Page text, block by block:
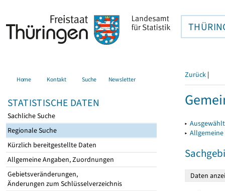
Home Kontakt Suche Newsletter
STATISTISCHE DATEN
Sachliche Suche
Regionale Suche
Kürzlich bereitgestellte Daten
Allgemeine Angaben, Zuordnungen
Gebietsveränderungen,
Änderungen zum Schlüsselverzeichnis
Zurück |
▸
▸